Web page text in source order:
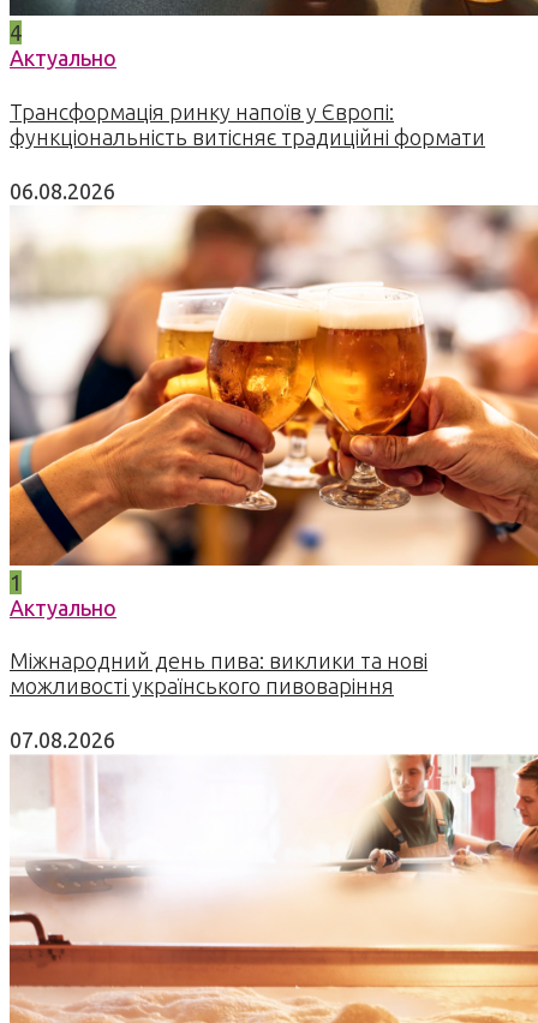
4
Актуально
Трансформація ринку напоїв у Європі:
функціональність витісняє традиційні формати
06.08.2026
1
Актуально
Міжнародний день пива: виклики та нові
можливості українського пивоваріння
07.08.2026